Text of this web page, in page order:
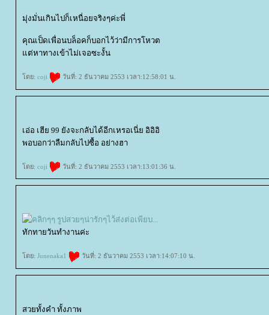
มุ่งมั่นเกินไปก็เหนื่อยจริงๆค่ะพี่
คุณเป็ดเพื่อนบล็อคก็บอกไว้ว่ามีการโหวต
ต่หาทางเข้าไม่เจอซะงั้น
ดย: coji วันที่: 2 ธันวาคม 2553 เวลา:12:58:01 น.
เอ่อ เฮีย 99 ยังจะกลับได้อีกเหรอเนี่ย อิอิอิ
พอบอกว่าลืมกลับไปซื้อ อย่างฮา
ดย: coji วันที่: 2 ธันวาคม 2553 เวลา:13:01:36 น.
ทักทายวันทำงานค่ะ
ดย: Junenaka1 วันที่: 2 ธันวาคม 2553 เวลา:14:07:10 น.
สวยทั้งคำ ทั้งภาพ